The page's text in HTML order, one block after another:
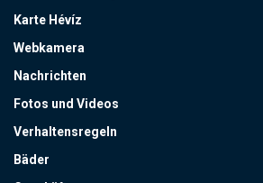
Karte Hévíz
Webkamera
Nachrichten
Fotos und Videos
Verhaltensregeln
Bäder